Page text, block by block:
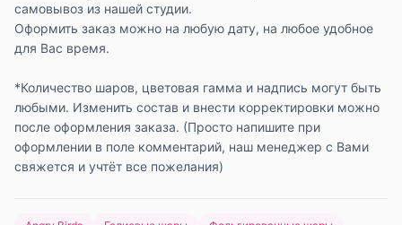
самовывоз из нашей студии.
Оформить заказ можно на любую дату, на любое удобное
для Вас время.
*Количество шаров, цветовая гамма и надпись могут быть
любыми. Изменить состав и внести корректировки можно
после оформления заказа. (Просто напишите при
оформлении в поле комментарий, наш менеджер с Вами
свяжется и учтёт все пожелания)